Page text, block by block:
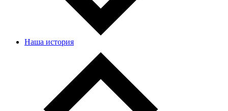
Наша история